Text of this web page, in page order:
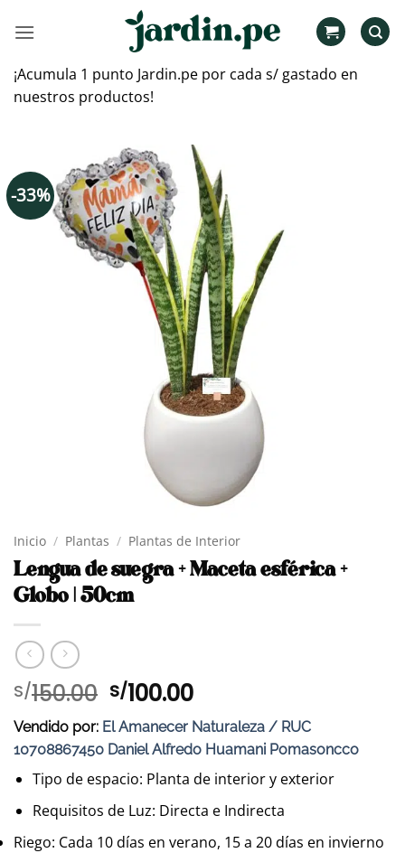
¡Acumula 1 punto Jardin.pe por cada s/ gastado en
nuestros productos!
-33%
Inicio / Plantas / Plantas de Interior
Lengua de suegra + Maceta esférica +
Globo | 50cm
S/150.00 El
precio
original
era:
S/150.00.
S/100.00El
precio
actual
es:
S/100.00.
Vendido por: El Amanecer Naturaleza / RUC
10708867450 Daniel Alfredo Huamani Pomasoncco
Tipo de espacio: Planta de interior y exterior
Requisitos de Luz: Directa e Indirecta
Riego: Cada 10 días en verano, 15 a 20 días en invierno